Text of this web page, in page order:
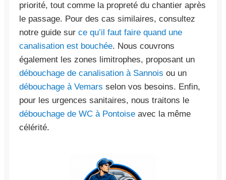
priorité, tout comme la propreté du chantier après
le passage. Pour des cas similaires, consultez
notre guide sur ce qu’il faut faire quand une
canalisation est bouchée. Nous couvrons
également les zones limitrophes, proposant un
débouchage de canalisation à Sannois ou un
débouchage à Vemars selon vos besoins. Enfin,
pour les urgences sanitaires, nous traitons le
débouchage de WC à Pontoise avec la même
célérité.